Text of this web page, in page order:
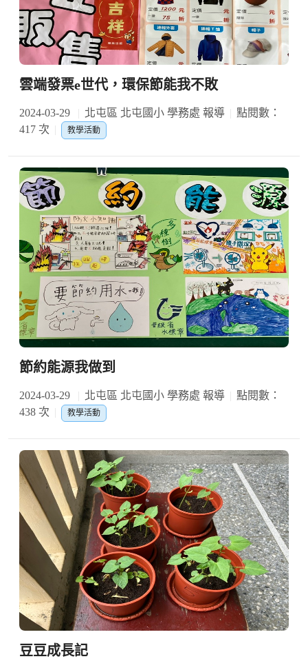
雲端發票e世代，環保節能我不敗
2024-03-29 北屯區 北屯國小 學務處 報導
點閱數：
417 次
教學活動
節約能源我做到
2024-03-29 北屯區 北屯國小 學務處 報導
點閱數：
438 次
教學活動
豆豆成長記